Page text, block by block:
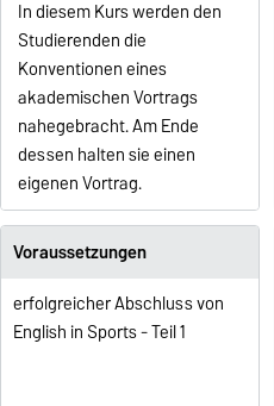
In diesem Kurs werden den
Studierenden die
Konventionen eines
akademischen Vortrags
nahegebracht. Am Ende
dessen halten sie einen
eigenen Vortrag.
Voraussetzungen
erfolgreicher Abschluss von
English in Sports - Teil 1